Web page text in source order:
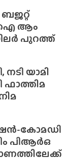
‘ഐ ആം
പുറത്ത്
നടി യാമി
ഫാത്തിമ
കോമഡി
പിആർഒ